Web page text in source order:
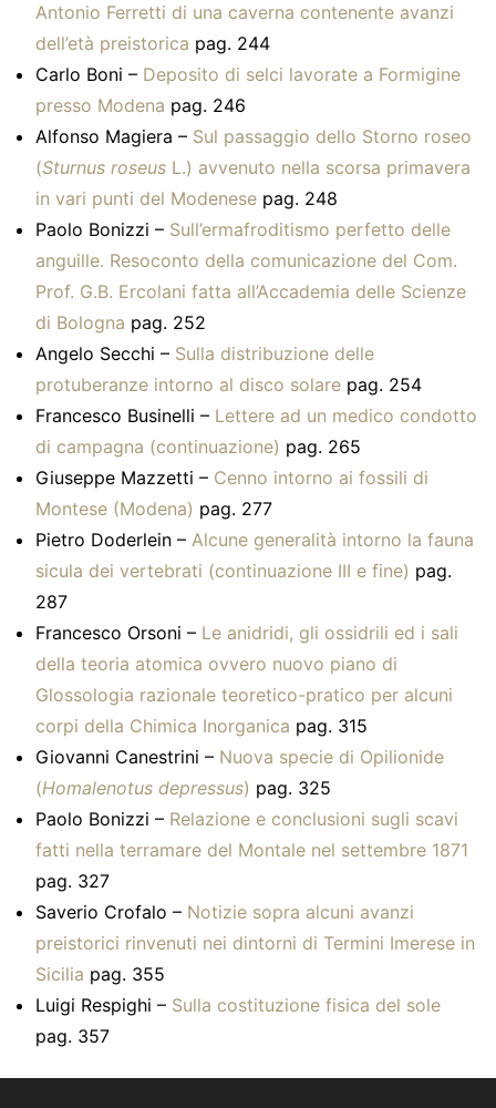
Antonio Ferretti di una caverna contenente avanzi
dell’età preistorica pag. 244
Carlo Boni – Deposito di selci lavorate a Formigine
presso Modena pag. 246
Alfonso Magiera – Sul passaggio dello Storno roseo
(Sturnus roseus L.) avvenuto nella scorsa primavera
in vari punti del Modenese pag. 248
Paolo Bonizzi – Sull’ermafroditismo perfetto delle
anguille. Resoconto della comunicazione del Com.
Prof. G.B. Ercolani fatta all’Accademia delle Scienze
di Bologna pag. 252
Angelo Secchi – Sulla distribuzione delle
protuberanze intorno al disco solare pag. 254
Francesco Businelli – Lettere ad un medico condotto
di campagna (continuazione) pag. 265
Giuseppe Mazzetti – Cenno intorno ai fossili di
Montese (Modena) pag. 277
Pietro Doderlein – Alcune generalità intorno la fauna
sicula dei vertebrati (continuazione III e fine) pag.
287
Francesco Orsoni – Le anidridi, gli ossidrili ed i sali
della teoria atomica ovvero nuovo piano di
Glossologia razionale teoretico-pratico per alcuni
corpi della Chimica Inorganica pag. 315
Giovanni Canestrini – Nuova specie di Opilionide
(Homalenotus depressus) pag. 325
Paolo Bonizzi – Relazione e conclusioni sugli scavi
fatti nella terramare del Montale nel settembre 1871
pag. 327
Saverio Crofalo – Notizie sopra alcuni avanzi
preistorici rinvenuti nei dintorni di Termini Imerese in
Sicilia pag. 355
Luigi Respighi – Sulla costituzione fisica del sole
pag. 357